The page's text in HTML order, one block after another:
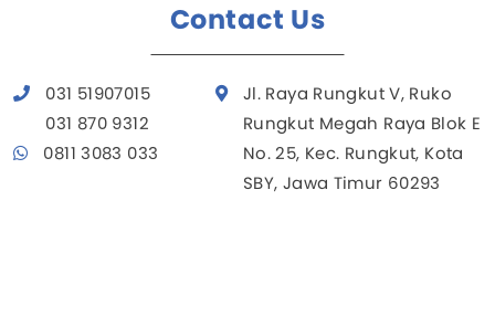
Contact Us
031 51907015
031 870 9312
0811 3083 033
Jl. Raya Rungkut V, Ruko
Rungkut Megah Raya Blok E
No. 25, Kec. Rungkut, Kota
SBY, Jawa Timur 60293